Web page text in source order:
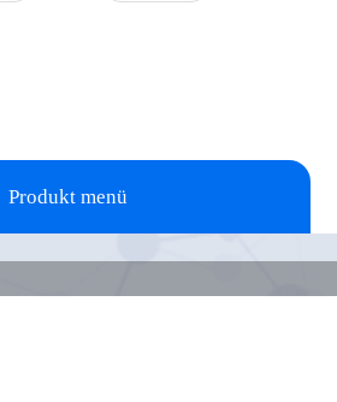
Produkt menü